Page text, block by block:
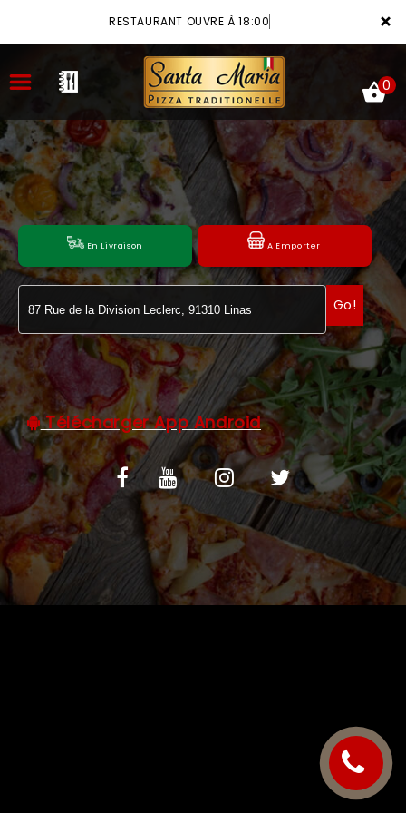
×
RESTAURANT OUVRE À 18:00
ACCUEIL
LA CARTE
VOTRE COMPTE
NOTRE RESTAURANT
VOS AVIS
MENTIONS LÉGALES
C.G.V
0
En Livraison A Emporter
Go!
Télécharger App Android